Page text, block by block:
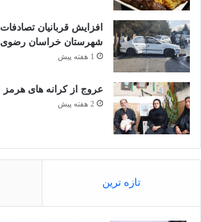
شهرستان خراسان رضوی
1 هفته پیش
عروج از کرانه های هرمز
2 هفته پیش
تازه ترین